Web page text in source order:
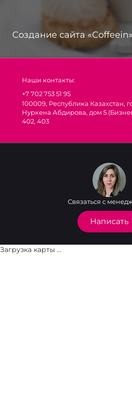
Создание сайта «Coffeеin»
Наши контакты:
+7 702 753 51 95
100009, Республика Казахстан,
Нуркена Абдирова, дом 5
402, 403
Связаться с
Написать
Загрузка карты ...